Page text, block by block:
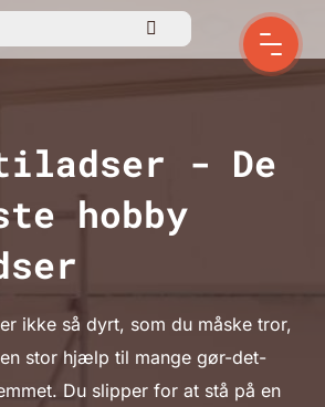
- De
hobby
ikke så dyrt, som du måske tror,
stor hjælp til mange gør-det-
Du slipper for at stå på en